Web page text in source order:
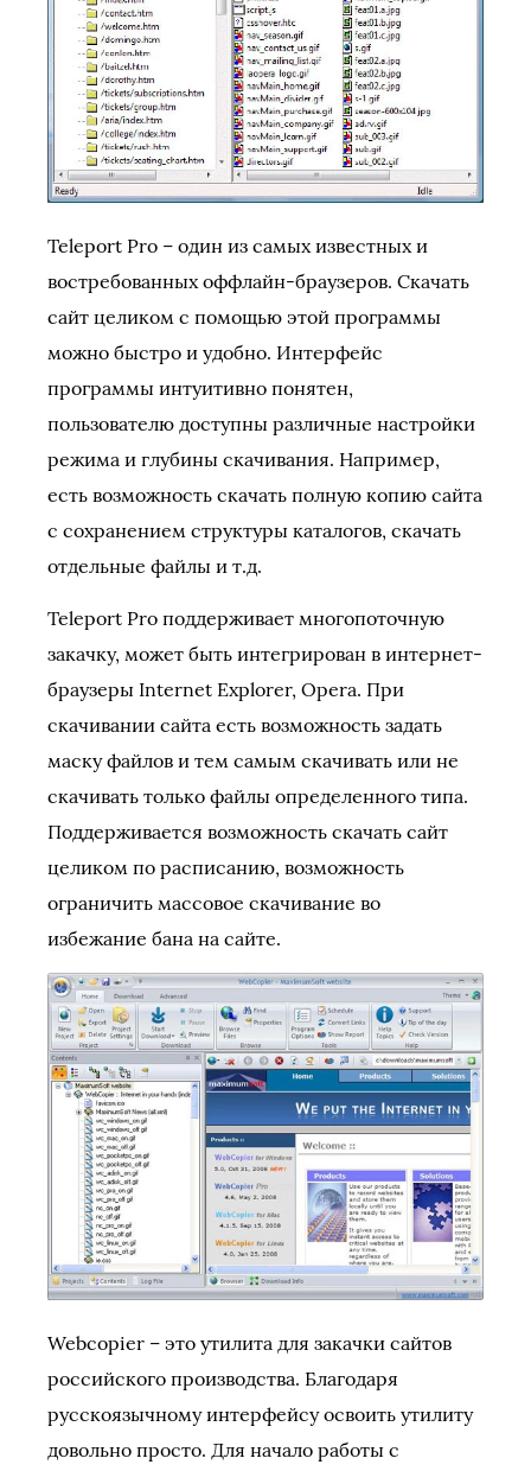
Teleport Pro – один из самых известных и
востребованных оффлайн-браузеров. Скачать
сайт целиком с помощью этой программы
можно быстро и удобно. Интерфейс
программы интуитивно понятен,
пользователю доступны различные настройки
режима и глубины скачивания. Например,
есть возможность скачать полную копию сайта
с сохранением структуры каталогов, скачать
отдельные файлы и т.д.
Teleport Pro поддерживает многопоточную
закачку, может быть интегрирован в интернет-
браузеры Internet Explorer, Opera. При
скачивании сайта есть возможность задать
маску файлов и тем самым скачивать или не
скачивать только файлы определенного типа.
Поддерживается возможность скачать сайт
целиком по расписанию, возможность
ограничить массовое скачивание во
избежание бана на сайте.
Webcopier – это утилита для закачки сайтов
российского производства. Благодаря
русскоязычному интерфейсу освоить утилиту
довольно просто. Для начало работы с